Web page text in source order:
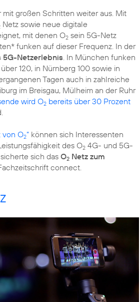
mit großen Schritten weiter aus. Mit
Netz sowie neue digitale
mit denen O2 sein 5G-Netz
funken auf dieser Frequenz. In der
Netzerlebnis. In München funken
120, in Nürnberg 100 sowie in
Tagen auch in zahlreiche
im Breisgau, Mülheim an der Ruhr
wird O2 bereits über 30 Prozent
von O2“ können sich Interessenten
des O2 4G- und 5G-
sicherte sich das O2 Netz zum
connect.